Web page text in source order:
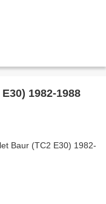
1982-1988